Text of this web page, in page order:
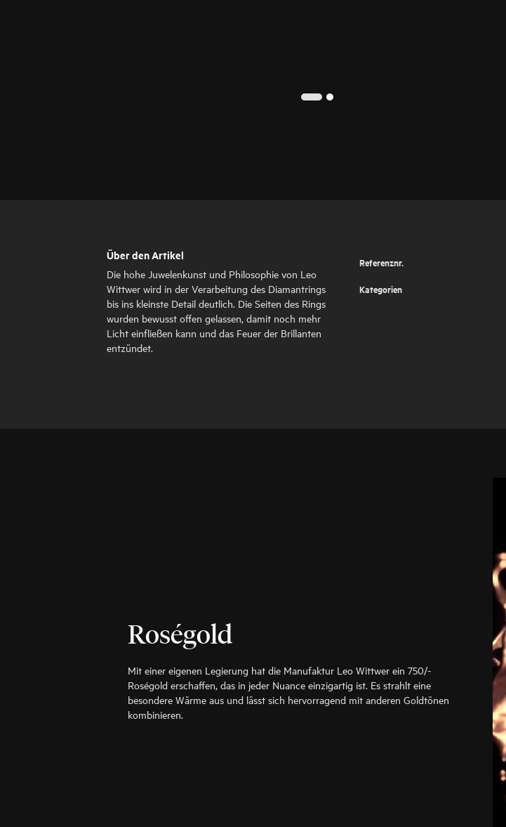
Über den Artikel
Die hohe Juwelenkunst und Philosophie von Leo
Wittwer wird in der Verarbeitung des Diamantrings
bis ins kleinste Detail deutlich. Die Seiten des Rings
wurden bewusst offen gelassen, damit noch mehr
Licht einfließen kann und das Feuer der Brillanten
entzündet.
Referenznr.
Kategorien
Roségold
Mit einer eigenen Legierung hat die Manufaktur Leo Wittwer ein 750/-
Roségold erschaffen, das in jeder Nuance einzigartig ist. Es strahlt eine
besondere Wärme aus und lässt sich hervorragend mit anderen Goldtönen
kombinieren.